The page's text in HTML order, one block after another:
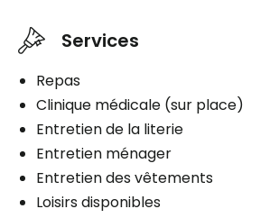
Aide au bain
Aide au coucher
Aide aux déplacements
Aide pour incontinence urinaire
Assistance personnelle
Gestion des médicaments
Distribution des médicaments
Services
Repas
Clinique médicale (sur place)
Entretien de la literie
Entretien ménager
Entretien des vêtements
Loisirs disponibles